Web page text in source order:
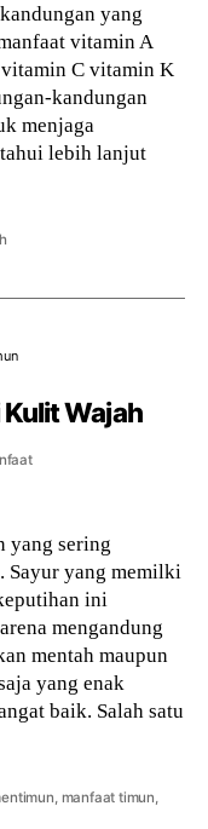
yang
vitamin A
C vitamin K
kandungan
menjaga
lebih lanjut
Wajah
yang sering
Sayur yang memilki
ini
mengandung
mentah maupun
yang enak
baik. Salah satu
, manfaat timun,